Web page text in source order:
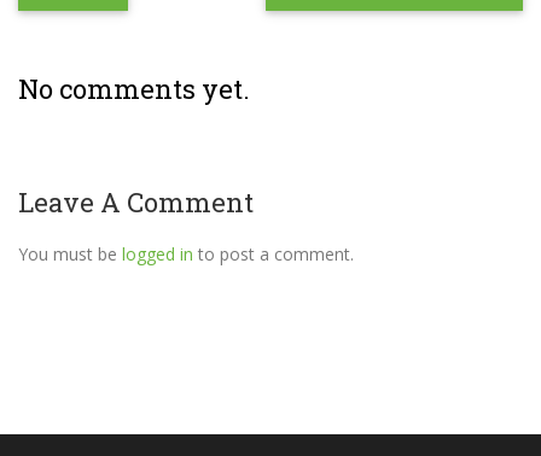
No comments yet.
Leave A Comment
You must be logged in to post a comment.